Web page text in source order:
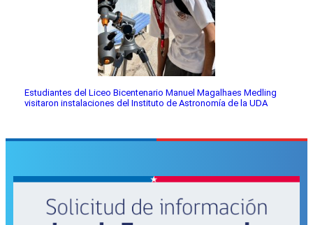
Estudiantes del Liceo Bicentenario Manuel Magalhaes Medling
visitaron instalaciones del Instituto de Astronomía de la UDA